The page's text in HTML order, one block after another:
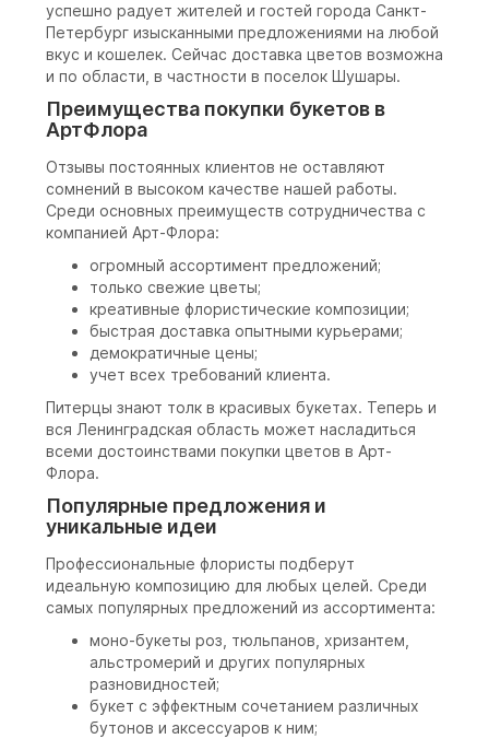
успешно радует жителей и гостей города Санкт-
Петербург изысканными предложениями на любой
вкус и кошелек. Сейчас доставка цветов возможна
и по области, в частности в поселок Шушары.
Преимущества покупки букетов в
АртФлора
Отзывы постоянных клиентов не оставляют
сомнений в высоком качестве нашей работы.
Среди основных преимуществ сотрудничества с
компанией Арт-Флора:
огромный ассортимент предложений;
только свежие цветы;
креативные флористические композиции;
быстрая доставка опытными курьерами;
демократичные цены;
учет всех требований клиента.
Питерцы знают толк в красивых букетах. Теперь и
вся Ленинградская область может насладиться
всеми достоинствами покупки цветов в Арт-
Флора.
Популярные предложения и
уникальные идеи
Профессиональные флористы подберут
идеальную композицию для любых целей. Среди
самых популярных предложений из ассортимента:
моно-букеты роз, тюльпанов, хризантем,
альстромерий и других популярных
разновидностей;
букет с эффектным сочетанием различных
бутонов и аксессуаров к ним;